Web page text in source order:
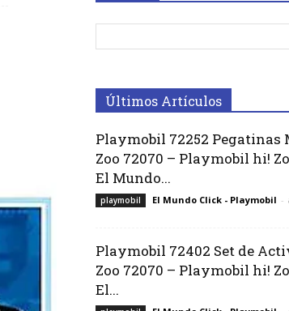
Últimos Artículos
Playmobil 72252 Pegatinas
Zoo 72070 – Playmobil hi!
El Mundo...
playmobil El Mundo Click - Playmobil -
Playmobil 72402 Set de
Zoo 72070 – Playmobil hi!
El...